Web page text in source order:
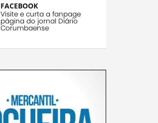
FACEBOOK
Visite e curta a fanpage
página do jornal Diário
Corumbaense